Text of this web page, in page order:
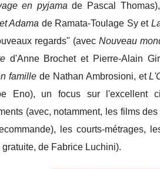
en pyjamade Pascal
Adama de Ramata-Toulage Sy et
regards" (avecNouveau
d'Anne Brochet et Pierre-Alain
famillede Nathan Ambrosioni, et
Eno), un focus sur l'excellent
(avec, notamment, les films
les courts-métrages,
gratuite, de Fabrice Luchini).